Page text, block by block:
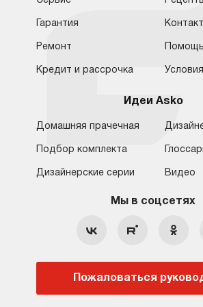
Москва
Москва
Краснодар
8 (800) 555-17-98 8
hello@asko-
О компании
Гарантия
Ремонт
Кредит и рассрочка
Помощь
Идеи Asko
Домашняя прачечная
Подбор комплекта
Дизайнерские серии Видео
Мы в соцсетях
Пожаловаться